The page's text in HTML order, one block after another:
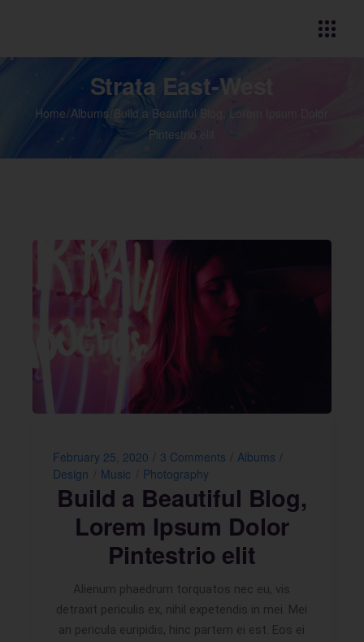
Strata East-West
Home Albums Build a Beautiful Blog, Lorem Ipsum Dolor
Pintestrio elit
February 25, 2020 3 Comments
Albums
Design
Music Photography
Build a Beautiful Blog,
Lorem Ipsum Dolor
Pintestrio elit
Alienum phaedrum torquatos nec eu, vis
detraxit periculis ex, nihil expetendis in mei. Mei
an pericula euripidis, hinc partem ei est. Eos ei